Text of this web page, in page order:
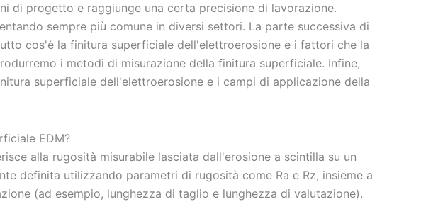
di progetto e raggiunge una certa precisione di lavorazione.
sempre più comune in diversi settori. La parte successiva di
cos'è la finitura superficiale dell'elettroerosione e i fattori che la
i metodi di misurazione della finitura superficiale. Infine,
superficiale dell'elettroerosione e i campi di applicazione della
EDM?
alla rugosità misurabile lasciata dall'erosione a scintilla su un
definita utilizzando parametri di rugosità come Ra e Rz, insieme a
(ad esempio, lunghezza di taglio e lunghezza di valutazione).